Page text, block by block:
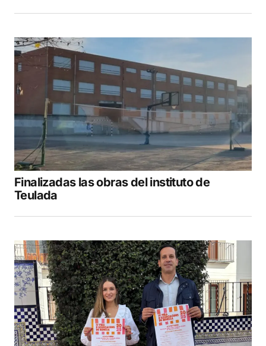
Finalizadas las obras del instituto de
Teulada